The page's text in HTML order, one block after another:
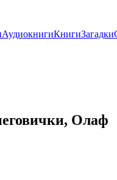
АудиокнигиКнигиЗагадки
Олаф